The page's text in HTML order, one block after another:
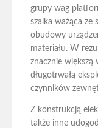
grupy wag
szalka ważąca ze
obudowy
materiału. W
znacznie większą
długotrwałą
czynników
Z konstrukcją
także inne